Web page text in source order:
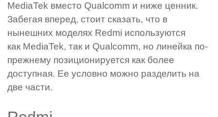
MediaTek вместо Qualcomm и ниже ценник.
Забегая вперед, стоит сказать, что в
нынешних моделях Redmi используются
как MediaTek, так и Qualcomm, но линейка по-
прежнему позиционируется как более
доступная. Ее условно можно разделить на
две части.